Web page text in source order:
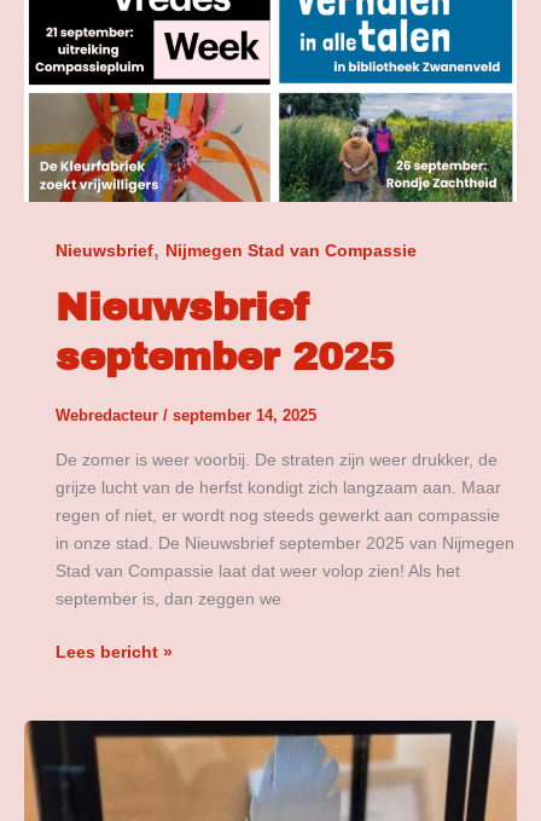
Nieuwsbrief, Nijmegen Stad van Compassie
Nieuwsbrief
september 2025
Webredacteur / september 14, 2025
De zomer is weer voorbij. De straten zijn weer drukker, de
grijze lucht van de herfst kondigt zich langzaam aan. Maar
regen of niet, er wordt nog steeds gewerkt aan compassie
in onze stad. De Nieuwsbrief september 2025 van Nijmegen
Stad van Compassie laat dat weer volop zien! Als het
september is, dan zeggen we
Lees bericht »
Compassiepluim
2025:
Wie
nomineer